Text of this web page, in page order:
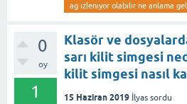
ag izleniyor olabilir ne anlama
0
oy
1
Klasör ve
sarı kilit simgesi
kilit simgesi nasıl
15 Haziran 2019 İlyas sordu